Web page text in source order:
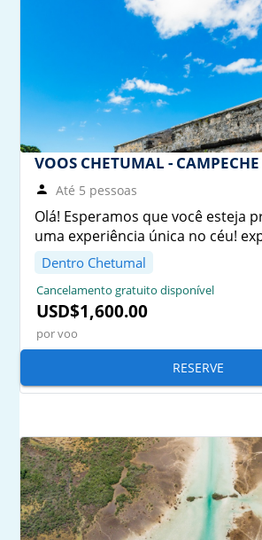
VOOS CHETUMAL - CAMPECHE
Até 5 pessoas
Olá! Esperamos que você esteja
uma experiência única no céu!
Dentro Chetumal
Cancelamento gratuito disponível
USD$1,600.00
por voo
RESERVE